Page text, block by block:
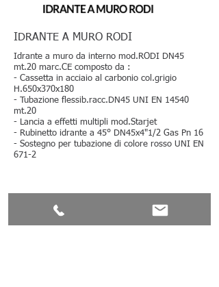
IDRANTE A MURO RODI
Idrante a muro da interno mod.RODI DN45
mt.20 marc.CE composto da :
- Cassetta in acciaio al carbonio col.grigio
H.650x370x180
- Tubazione flessib.racc.DN45 UNI EN 14540
mt.20
- Lancia a effetti multipli mod.Starjet
- Rubinetto idrante a 45° DN45x4"1/2 Gas Pn 16
- Sostegno per tubazione di colore rosso UNI EN
671-2
+39 0934 25361
direzione@mgsafetymanagement.it